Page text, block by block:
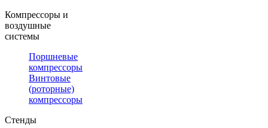
Компрессоры и
воздушные
системы
Поршневые
компрессоры
Винтовые
(роторные)
компрессоры
Стенды